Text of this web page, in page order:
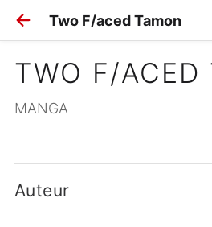
Two F/aced Tamon
TWO F/ACED
MANGA
Auteur